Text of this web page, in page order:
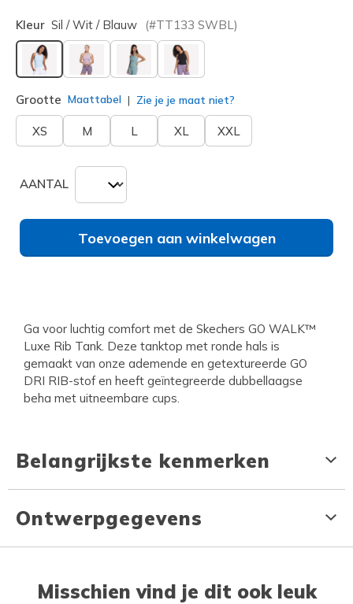
Kleur Sil / Wit / Blauw (#TT133 SWBL )
geselecteerd
Grootte Maattabel Zie je je maat niet?
XS M L XL XXL
AANTAL
Toevoegen aan winkelwagen
Ga voor luchtig comfort met de Skechers GO WALK™
Luxe Rib Tank. Deze tanktop met ronde hals is
gemaakt van onze ademende en getextureerde GO
DRI RIB-stof en heeft geïntegreerde dubbellaagse
beha met uitneembare cups.
Belangrijkste kenmerken
Ontwerpgegevens
Misschien vind je dit ook leuk